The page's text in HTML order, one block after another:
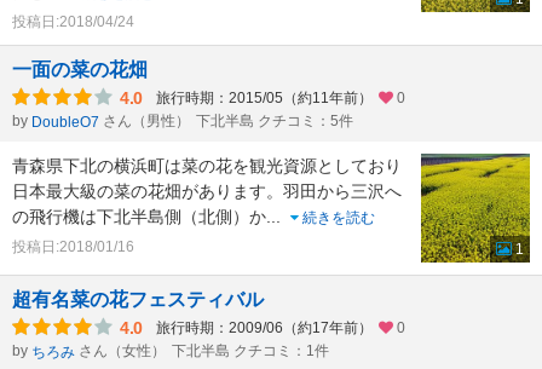
投稿日:2018/04/24
一面の菜の花畑
4.0 旅行時期：2015/05（約11年前）
0
by DoubleO7 さん（男性） 下北半島 クチコミ：5件
青森県下北の横浜町は菜の花を観光資源としており
日本最大級の菜の花畑があります。羽田から三沢へ
の飛行機は下北半島側（北側）か...
続きを読む
投稿日:2018/01/16
1
超有名菜の花フェスティバル
4.0 旅行時期：2009/06（約17年前）
0
by ちろみ さん（女性） 下北半島 クチコミ：1件